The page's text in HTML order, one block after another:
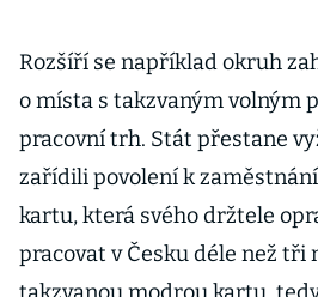
Rozšíří se například okruh
o místa s takzvaným volným
pracovní trh. Stát přestane
zařídili povolení k
kartu, která svého držtele
pracovat v Česku déle než tři